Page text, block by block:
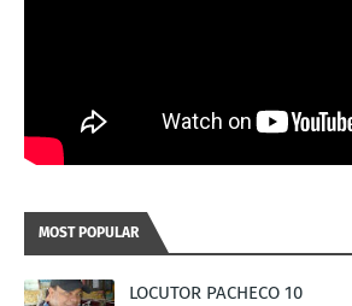
MOST POPULAR
LOCUTOR PACHECO 10